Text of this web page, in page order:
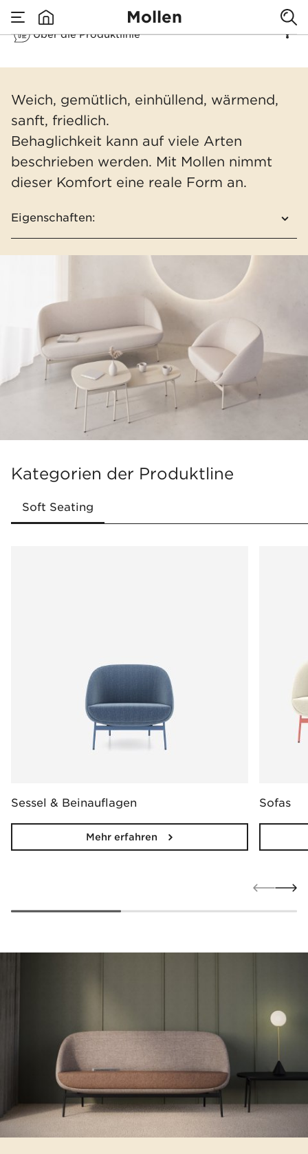
Mollen
Über die Produktlinie
Mollen
Weich, gemütlich, einhüllend, wärmend,
sanft, friedlich.
Behaglichkeit kann auf viele Arten
beschrieben werden. Mit Mollen nimmt
dieser Komfort eine reale Form an.
Eigenschaften:
Sich ergänzendes Produktportfolio aus
Sesseln, Sofas und Beistelltischen
Taschenfederkerne für größtmöglichen
Komfort und Langlebigkeit
Gestell vermittelt optisch Leichtigkeit
Große Palette an Stoffen und Metallfarben
Kategorien der Produktline
Sessel & Beinauflagen
Mehr erfahren
Sofas